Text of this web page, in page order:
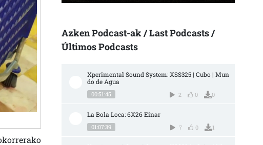
Azken Podcast-ak / Last Podcasts /
Últimos Podcasts
Xperimental Sound System: XSS325 | Cubo | Mun
do de Agua
00:51:45 2 0 0
La Bola Loca: 6X26 Einar
01:07:39 7 0 1